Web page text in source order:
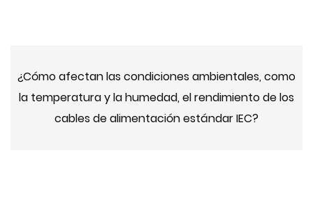
¿Cómo afectan las condiciones ambientales, como
la temperatura y la humedad, el rendimiento de los
cables de alimentación estándar IEC?